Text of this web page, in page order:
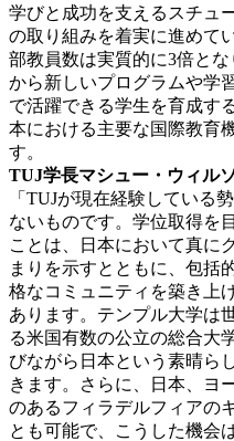
学びと成功を支えるスチュ
の取り組みを着実に進めて
部教員数は実質的に3倍と
から新しいプログラムや学
で活躍できる学生を育成す
本における主要な国際教育
す。
TUJ学長マシュー・ウィル
「TUJが現在経験している
ないものです。学位取得を
ことは、日本において真に
まりを示すとともに、包括
格なコミュニティを築き上
あります。テンプル大学は
る米国有数の公立の総合大
びながら日本という素晴ら
きます。さらに、日本、ヨ
のあるフィラデルフィアの
とも可能で、こうした機会